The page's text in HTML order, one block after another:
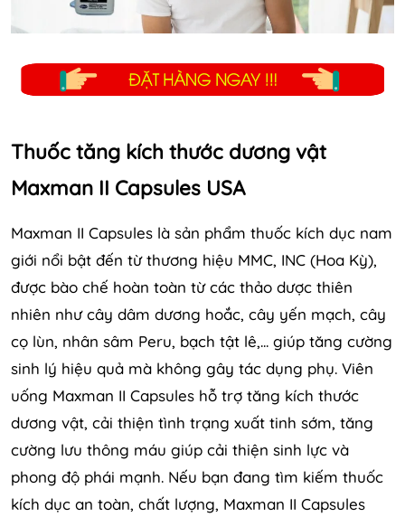
Thuốc tăng kích thước dương vật
Maxman II Capsules USA
Maxman II Capsules là sản phẩm thuốc kích dục nam
giới nổi bật đến từ thương hiệu MMC, INC (Hoa Kỳ),
được bào chế hoàn toàn từ các thảo dược thiên
nhiên như cây dâm dương hoắc, cây yến mạch, cây
cọ lùn, nhân sâm Peru, bạch tật lê,... giúp tăng cường
sinh lý hiệu quả mà không gây tác dụng phụ. Viên
uống Maxman II Capsules hỗ trợ tăng kích thước
dương vật, cải thiện tình trạng xuất tinh sớm, tăng
cường lưu thông máu giúp cải thiện sinh lực và
phong độ phái mạnh. Nếu bạn đang tìm kiếm thuốc
kích dục an toàn, chất lượng, Maxman II Capsules